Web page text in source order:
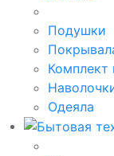
Подушки
Комплект
Одеяла